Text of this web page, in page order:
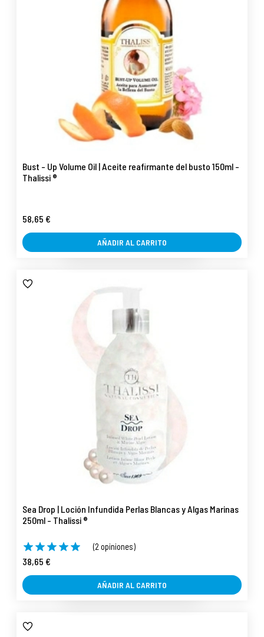
Bust - Up Volume Oil | Aceite reafirmante del busto 150ml -
Thalissi ®
58,65 €
AÑADIR AL CARRITO
Sea Drop | Loción Infundida Perlas Blancas y Algas Marinas
250ml - Thalissi ®
(2 opiniones)
38,65 €
AÑADIR AL CARRITO